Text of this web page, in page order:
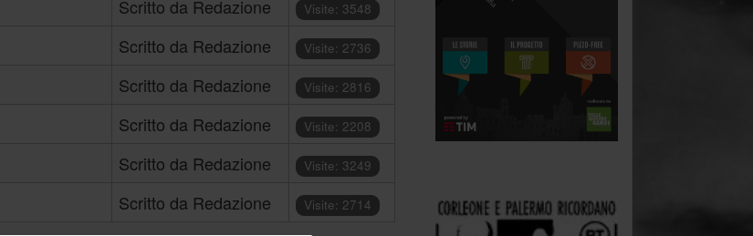
Scritto da Redazione Visite: 3548
Scritto da Redazione Visite: 2736
Scritto da Redazione Visite: 2816
Scritto da Redazione Visite: 2208
Scritto da Redazione Visite: 3249
Scritto da Redazione Visite: 2714